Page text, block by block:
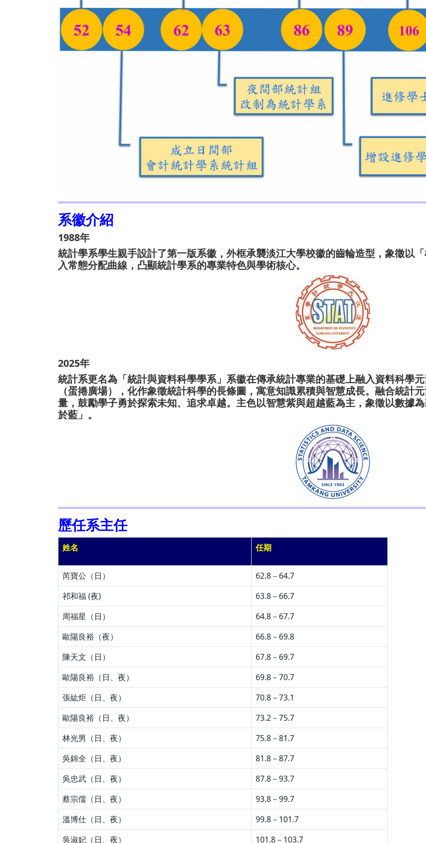
系徽介紹
1988年
統計學系學生親手設計了第一版系徽，外框承襲淡江大學校徽的齒輪造型，象徵以
入常態分配曲線，凸顯統計學系的專業特色與學術核心。
2025年
統計系更名為「統計與資料科學學系」系徽在傳承統計專業的基礎上融入資料科學
（蛋捲廣場），化作象徵統計科學的長條圖，寓意知識累積與智慧成長。融合統計
量，鼓勵學子勇於探索未知、追求卓越。主色以智慧紫與超越藍為主，象徵以數據
於藍」。
歷任系主任
姓名 任期
芮寶公（日）
62.8－64.7
祁和福 (夜)
63.8－66.7
周福星（日）
64.8－67.7
歐陽良裕（夜）
66.8－69.8
陳天文（日）
67.8－69.7
歐陽良裕（日、夜）
69.8－70.7
張紘炬（日、夜）
70.8－73.1
歐陽良裕（日、夜）
73.2－75.7
林光男（日、夜）
75.8－81.7
吳錦全（日、夜）
81.8－87.7
吳忠武（日、夜）
87.8－93.7
蔡宗儒（日、夜）
93.8－99.7
溫博仕（日、夜）
99.8－101.7
吳淑妃（日、夜）
101.8－103.7